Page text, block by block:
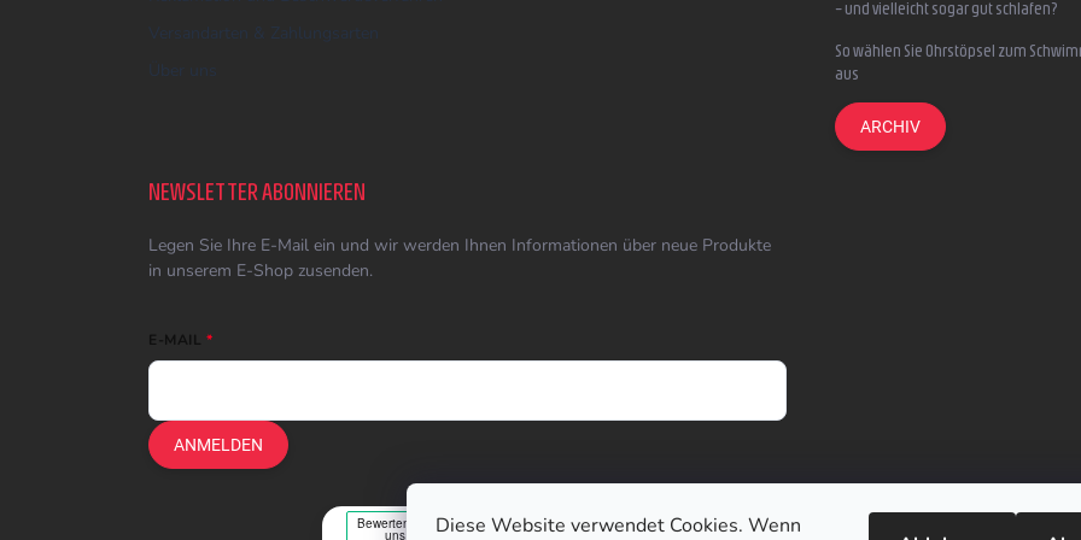
Diese Website verwendet Cookies. Wenn
Versandarten & Zahlungsarten
Über uns
– und vielleicht sogar gut schlafen?
So wählen Sie Ohrstöpsel zum
aus
ARCHIV
NEWSLETTER ABONNIEREN
Legen Sie Ihre E-Mail ein und wir werden Ihnen Informationen über neue Produkte
in unserem E-Shop zusenden.
E-MAIL
ANMELDEN